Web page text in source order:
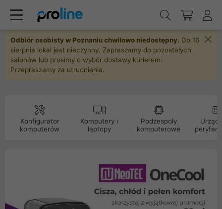
Odbiór osobisty w Poznaniu chwilowo niedostępny. Do 16
sierpnia lokal jest nieczynny. Zapraszamy do pozostałych
salonów lub prosimy o wybór dostawy kurierem.
Przepraszamy za utrudnienia.
Konfigurator
komputerów
Komputery i
laptopy
Podzespoły
komputerowe